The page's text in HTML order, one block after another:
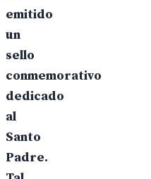
emitido
un
sello
conmemorativo
dedicado
al
Santo
Padre.